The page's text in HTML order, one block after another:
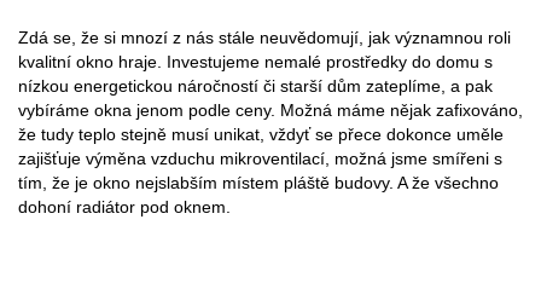
Zdá se, že si mnozí z nás stále neuvědomují, jak významnou roli
kvalitní okno hraje. Investujeme nemalé prostředky do domu s
nízkou energetickou náročností či starší dům zateplíme, a pak
vybíráme okna jenom podle ceny. Možná máme nějak zafixováno,
že tudy teplo stejně musí unikat, vždyť se přece dokonce uměle
zajišťuje výměna vzduchu mikroventilací, možná jsme smířeni s
tím, že je okno nejslabším místem pláště budovy. A že všechno
dohoní radiátor pod oknem.